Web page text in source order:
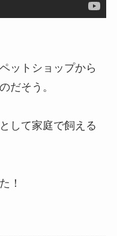
ットショップから
だそう。
して家庭で飼える
！